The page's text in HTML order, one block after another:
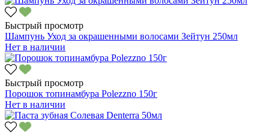
Быстрый просмотр
Шампунь Уход за окрашенными волосами Зейтун 250мл
Нет в наличии
Быстрый просмотр
Порошок топинамбура Polezzno 150г
Нет в наличии